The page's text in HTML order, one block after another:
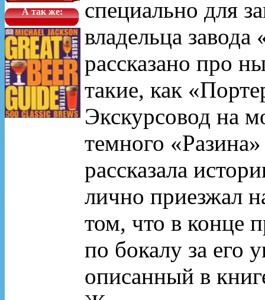
А так же:
специально для
владельца
рассказано про
такие, как
Экскурсовод на
темного
рассказала
лично приезжал
том, что в конце
по бокалу за его
описанный в